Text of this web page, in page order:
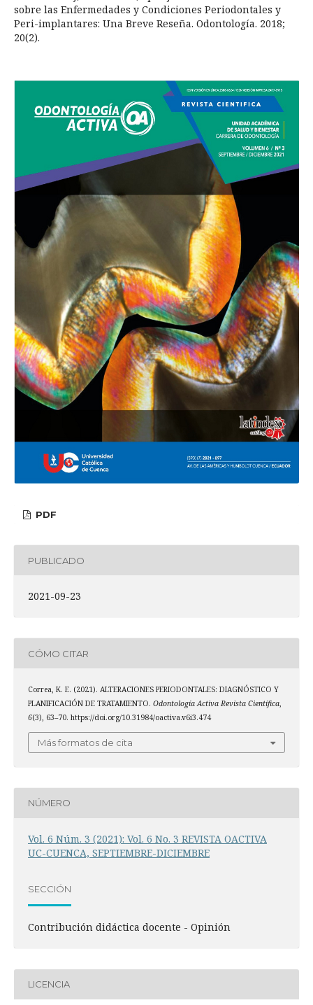
sobre las Enfermedades y Condiciones Periodontales y
Peri-implantares: Una Breve Reseña. Odontología. 2018;
20(2).
PDF
PUBLICADO
2021-09-23
CÓMO CITAR
Correa, K. E. (2021). ALTERACIONES PERIODONTALES: DIAGNÓSTICO Y
PLANIFICACIÓN DE TRATAMIENTO. Odontología Activa Revista Científica,
6(3), 63–70. https://doi.org/10.31984/oactiva.v6i3.474
Más formatos de cita
NÚMERO
Vol. 6 Núm. 3 (2021): Vol. 6 No. 3 REVISTA OACTIVA
UC-CUENCA, SEPTIEMBRE-DICIEMBRE
SECCIÓN
Contribución didáctica docente - Opinión
LICENCIA